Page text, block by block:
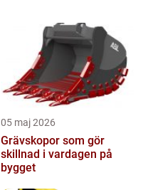
05 maj 2026
Grävskopor som gör
skillnad i vardagen på
bygget